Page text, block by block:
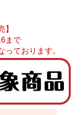
】
まで
ております。